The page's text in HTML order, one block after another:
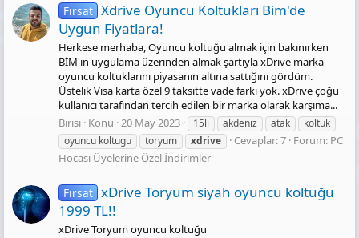
Fırsat Xdrive Oyuncu Koltukları Bi̇m'de
Uygun Fiyatlara!
Herkese merhaba, Oyuncu koltuğu almak için bakınırken
BİM'in uygulama üzerinden almak şartıyla xDrive marka
oyuncu koltuklarını piyasanın altına sattığını gördüm.
Üstelik Visa karta özel 9 taksitte vade farkı yok. xDrive çoğu
kullanıcı tarafından tercih edilen bir marka olarak karşıma...
Birisi Konu 20 May 2023 15li akdeniz atak
koltuk
oyuncu koltugu
toryum xdrive Cevaplar: 7 Forum: PC
Hocası Üyelerine Özel İndirimler
Fırsat xDrive Toryum siyah oyuncu koltuğu
1999 TL!!
xDrive Toryum oyuncu koltuğu